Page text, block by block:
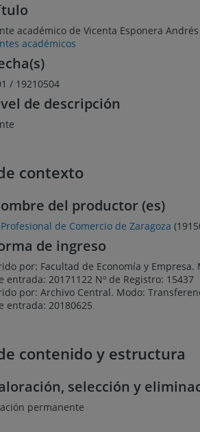
académico de Vicenta Esponera Andrés
académicos
/ 19210504
de descripción
contexto
del productor (es)
de Comercio de Zaragoza
de ingreso
por: Facultad de Economía y
entrada: 20171122 Nº de Registro: 15437
por: Archivo Central. Modo:
entrada: 20180625
contenido y estructura
selección y
permanente